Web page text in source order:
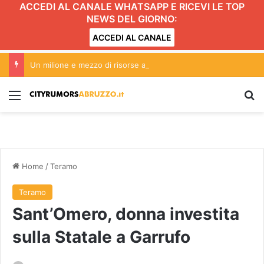
ACCEDI AL CANALE WHATSAPP E RICEVI LE TOP
NEWS DEL GIORNO:
ACCEDI AL CANALE
Menu
Home /Teramo
Teramo
Sant’Omero, donna investita
sulla Statale a Garrufo